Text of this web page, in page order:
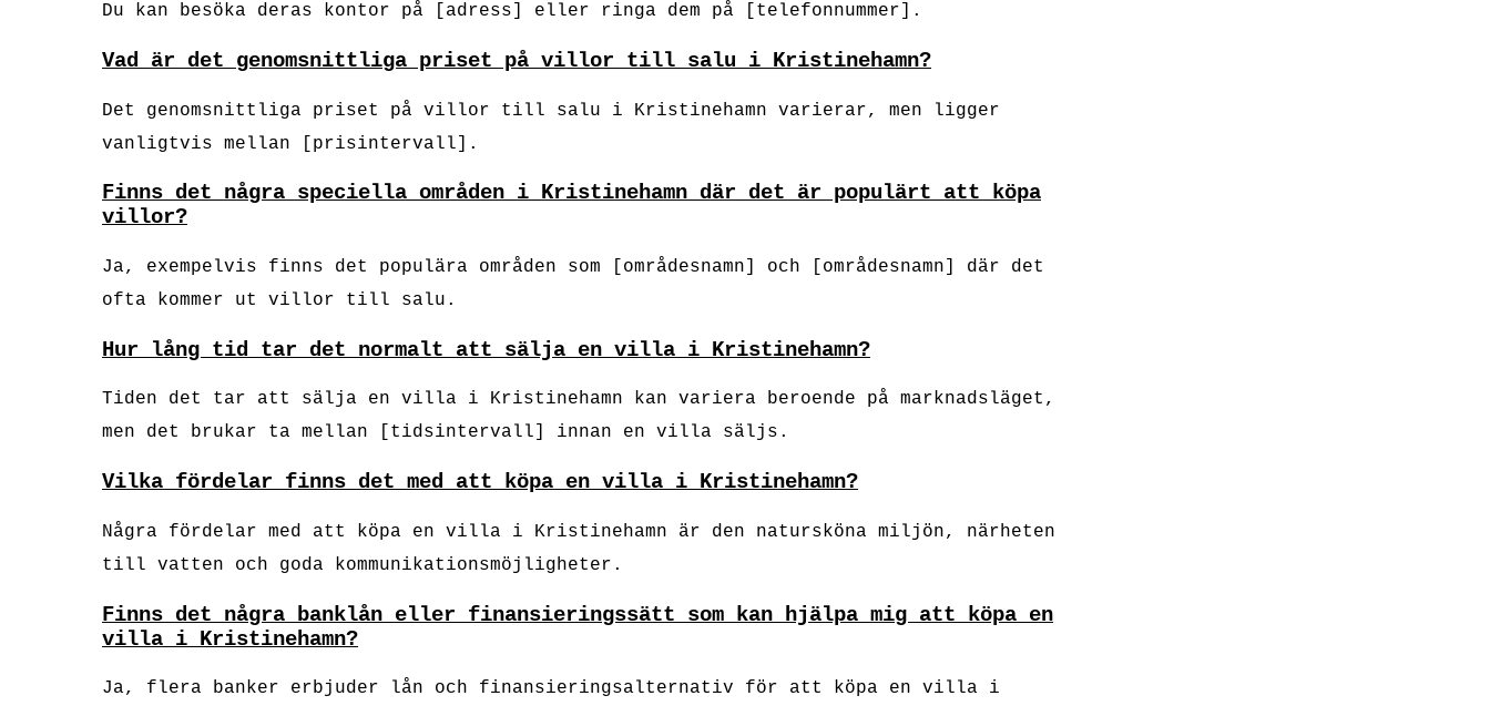
Du kan besöka deras kontor på [adress] eller ringa dem på [telefonnummer].
Vad är det genomsnittliga priset på villor till salu i Kristinehamn?
Det genomsnittliga priset på villor till salu i Kristinehamn varierar, men ligger
vanligtvis mellan [prisintervall].
Finns det några speciella områden i Kristinehamn där det är populärt att köpa
villor?
Ja, exempelvis finns det populära områden som [områdesnamn] och [områdesnamn] där det
ofta kommer ut villor till salu.
Hur lång tid tar det normalt att sälja en villa i Kristinehamn?
Tiden det tar att sälja en villa i Kristinehamn kan variera beroende på marknadsläget,
men det brukar ta mellan [tidsintervall] innan en villa säljs.
Vilka fördelar finns det med att köpa en villa i Kristinehamn?
Några fördelar med att köpa en villa i Kristinehamn är den natursköna miljön, närheten
till vatten och goda kommunikationsmöjligheter.
Finns det några banklån eller finansieringssätt som kan hjälpa mig att köpa en
villa i Kristinehamn?
Ja, flera banker erbjuder lån och finansieringsalternativ för att köpa en villa i